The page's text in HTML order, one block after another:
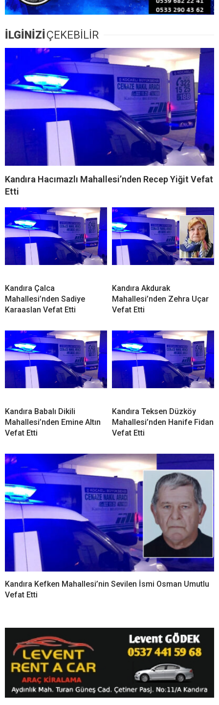
İLGİNİZİ ÇEKEBİLİR
Kandıra Hacımazlı Mahallesi’nden Recep Yiğit Vefat
Etti
Kandıra Çalca
Mahallesi’nden Sadiye
Karaaslan Vefat Etti
Kandıra Akdurak
Mahallesi’nden Zehra Uçar
Vefat Etti
Kandıra Babalı Dikili
Mahallesi’nden Emine Altın
Vefat Etti
Kandıra Teksen Düzköy
Mahallesi’nden Hanife Fidan
Vefat Etti
Kandıra Kefken Mahallesi’nin Sevilen İsmi Osman Umutlu
Vefat Etti